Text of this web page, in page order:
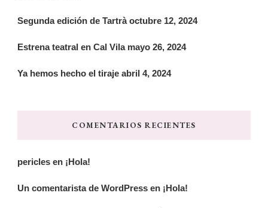
Segunda edición de Tartrà octubre 12, 2024
Estrena teatral en Cal Vila mayo 26, 2024
Ya hemos hecho el tiraje abril 4, 2024
COMENTARIOS RECIENTES
pericles en ¡Hola!
Un comentarista de WordPress en ¡Hola!